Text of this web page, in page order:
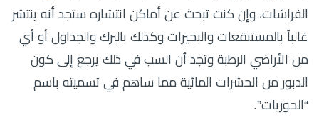
الفراشات، وإن كنت تبحث عن أماكن انتشاره ستجد أنه ينتشر
غالباً بالمستنقعات والبحيرات وكذلك بالبرك والجداول أو أي
من الأراضي الرطبة وتجد أن السب في ذلك يرجع إلى كون
الدبور من الحشرات المائية مما ساهم في تسميته باسم
“الحوريات”.